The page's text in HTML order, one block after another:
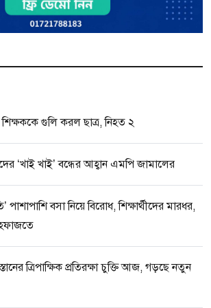
শিক্ষককে গুলি করল ছাত্র, নিহত ২
‘খাই খাই’ বন্ধের আহ্বান এমপি জামালের
পাশাপাশি বসা নিয়ে বিরোধ, শিক্ষার্থীদের মারধর,
ত্রিপাক্ষিক প্রতিরক্ষা চুক্তি আজ, গড়ছে নতুন